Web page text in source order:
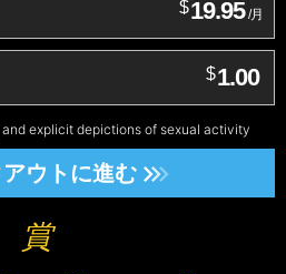
$19.95 /月
$1.00
explicit depictions of sexual activity
ウトに進む
賞